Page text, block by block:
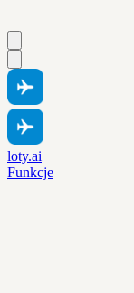
loty.ai
Funkcje